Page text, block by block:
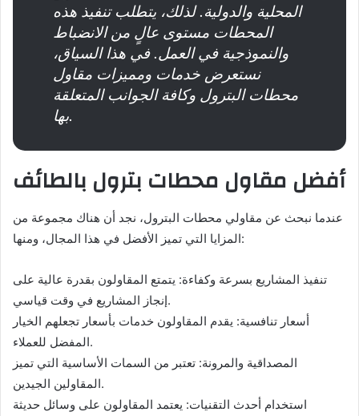
المحلية والدولية. لذلك، يتطلب تنفيذ هذه
المحطات مستوى عالٍ من الانضباط
والنموذجية في العمل. في هذا السياق،
نستعرض خدمات ومميزات مقاول
محطات البترول وكافة الجوانب المتعلقة
بها.
أفضل مقاول محطات بترول بالطائف
عندما نبحث عن مقاولي محطات البترول، نجد أن هناك مجموعة من
المزايا التي تميز الأفضل في هذا المجال، ومنها:
تنفيذ المشاريع بسرعة وكفاءة: يتمتع المقاولون بقدرة عالية على
إنجاز المشاريع في وقت قياسي.
أسعار تنافسية: يقدم المقاولون خدمات بأسعار تجعلهم الخيار
المفضل للعملاء.
المصداقية والمرونة: تعتبر من السمات الأساسية التي تميز
المقاولين الجيدين.
استخدام أحدث التقنيات: يعتمد المقاولون على وسائل حديثة